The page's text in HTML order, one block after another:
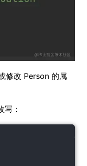
修改 Person 的属
写：